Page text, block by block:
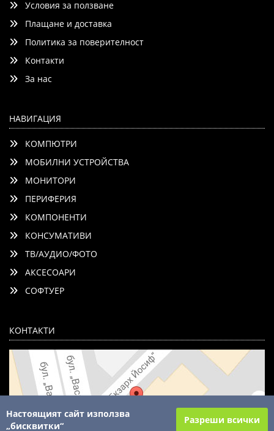
Условия за ползване
Плащане и доставка
Политика за поверителност
Контакти
За нас
НАВИГАЦИЯ
КОМПЮТРИ
МОБИЛНИ УСТРОЙСТВА
МОНИТОРИ
ПЕРИФЕРИЯ
КОМПОНЕНТИ
КОНСУМАТИВИ
ТВ/АУДИО/ФОТО
АКСЕСОАРИ
СОФТУЕР
КОНТАКТИ
Настоящият сайт използва
„бисквитки“
Разреши всички